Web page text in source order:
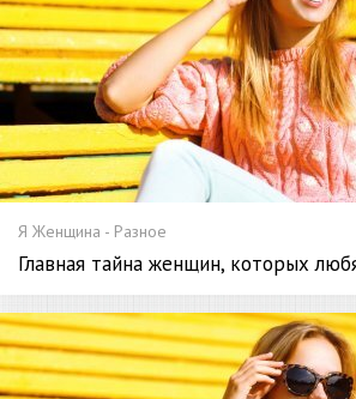
---
4 причины, почему секс делает
настоящему близкими - «Семейные